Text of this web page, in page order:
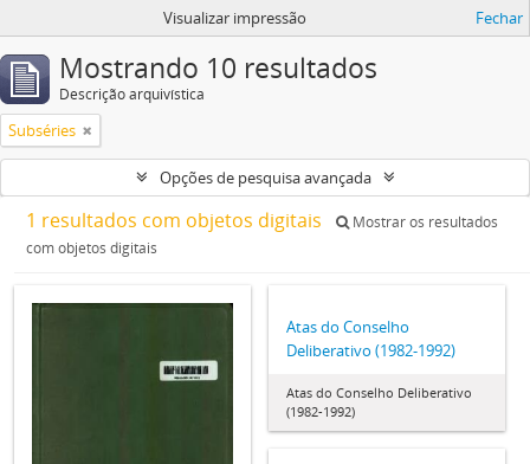
Visualizar impressão Fechar
Mostrando 10 resultados
Descrição arquivística
Subséries
Opções de pesquisa avançada
1 resultados com objetos digitais
Mostrar os resultados
com objetos digitais
Atas do Conselho
Deliberativo (1982-1992)
Atas do Conselho Deliberativo
(1982-1992)